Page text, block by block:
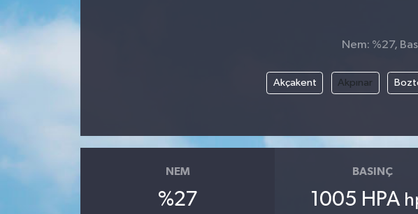
Nem: %27,
Akçakent Akpınar
NEM
%27
BASINÇ
1005 HPA